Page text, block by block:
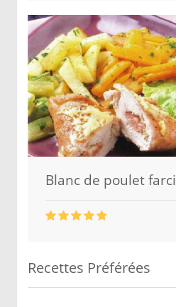
Blanc de poulet farci
Recettes Préférées